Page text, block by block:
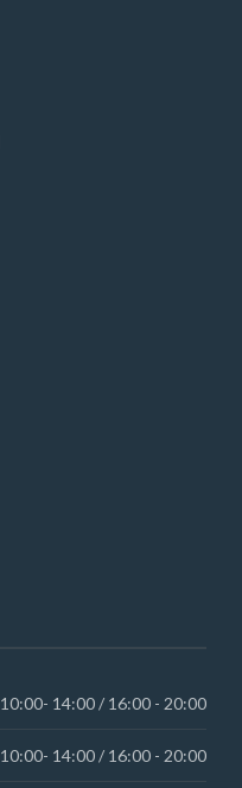
10:00- 14:00 / 16:00 - 20:00
10:00- 14:00 / 16:00 - 20:00